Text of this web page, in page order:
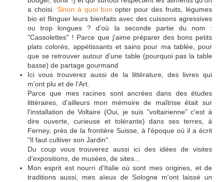
a choisi. Sinon à quoi bon opter pour des fruits, légumes
bio et flinguer leurs bienfaits avec des cuissons agressives
ou trop longues ? d'où la seconde partie du nom :
"Cassolettes" ! Parce que j'aime préparer des bons petits
plats colorés, appétissants et sains pour ma tablée, pour
que se retrouver autour d'une table (pourquoi pas la table
basse) de partage gourmand
Ici vous trouverez aussi de la littérature, des livres qui
m'ont plu et de l'Art.
Parce que mes racines sont ancrées dans des études
littéraires, d'ailleurs mon mémoire de maîtrise était sur
l'installation de Voltaire (Oui, je suis "voltairienne" c'est à
dire ouverte, curieuse et tolérante) dans ses terres, à
Ferney, près de la frontière Suisse, à l'époque où il a écrit
"Il faut cultiver son Jardin".
Du coup vous trouverez aussi ici des idées de visites
d'expositions, de musées, de sites...
Mon esprit est nourri d'Italie où sont mes origines, et de
traditions aussi, mes aïeux de Sologne m'ont laissé un